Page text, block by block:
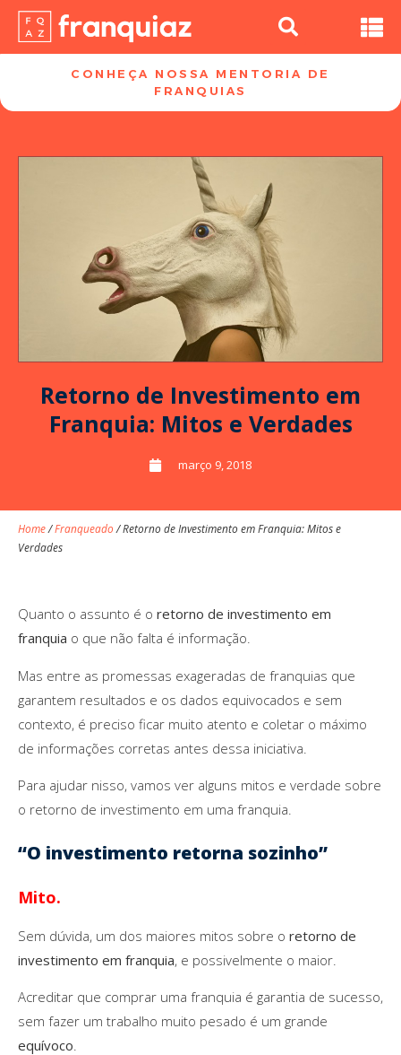
CONHEÇA NOSSA MENTORIA DE
FRANQUIAS​
Retorno de Investimento em
Franquia: Mitos e Verdades
março 9, 2018
Home/Franqueado/Retorno de Investimento em Franquia: Mitos e
Verdades
Quanto o assunto é o retorno de investimento em
franquia o que não falta é informação.
Mas entre as promessas exageradas de franquias que
garantem resultados e os dados equivocados e sem
contexto, é preciso ficar muito atento e coletar o máximo
de informações corretas antes dessa iniciativa.
Para ajudar nisso, vamos ver alguns mitos e verdade sobre
o retorno de investimento em uma franquia.
“O investimento retorna sozinho”
Mito.
Sem dúvida, um dos maiores mitos sobre o retorno de
investimento em franquia, e possivelmente o maior.
Acreditar que comprar uma franquia é garantia de sucesso,
sem fazer um trabalho muito pesado é um grande
equívoco